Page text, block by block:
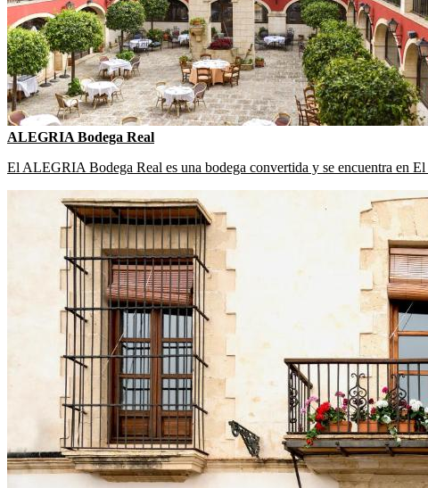
ALEGRIA Bodega Real
El ALEGRIA Bodega Real es una bodega convertida y se encuentra en El